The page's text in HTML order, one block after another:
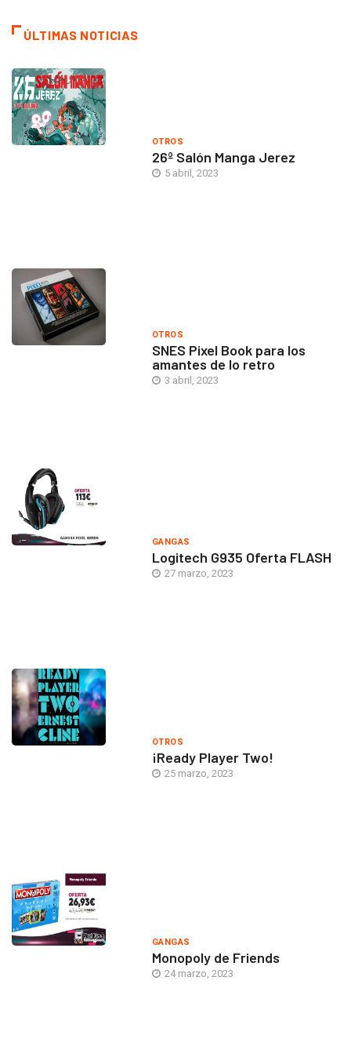
ÚLTIMAS NOTICIAS
OTROS
26º Salón Manga Jerez
5 abril, 2023
OTROS
SNES Pixel Book para los
amantes de lo retro
3 abril, 2023
GANGAS
Logitech G935 Oferta FLASH
27 marzo, 2023
OTROS
¡Ready Player Two!
25 marzo, 2023
GANGAS
Monopoly de Friends
24 marzo, 2023